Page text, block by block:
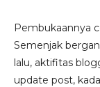
Pembukaannya
Semenjak
lalu, aktifitas
update post,